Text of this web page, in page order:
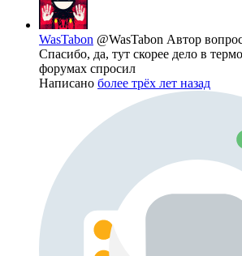
WasTabon @WasTabon Автор
Спасибо, да, тут скорее дело в
форумах спросил
Написано более трёх лет назад